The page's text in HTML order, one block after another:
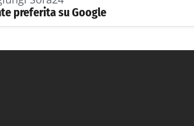
preferita su Google